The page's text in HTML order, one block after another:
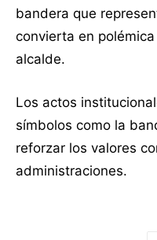
bandera que
convierta en
alcalde.
Los actos
símbolos como la
reforzar los valores
administraciones.